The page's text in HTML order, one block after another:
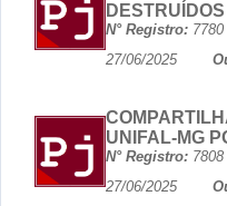
DESTRUÍDOS
N° Registro:
27/06/2025
UNIFAL-MG
N° Registro:
27/06/2025